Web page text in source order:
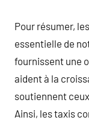
Pour résumer,
essentielle de
fournissent une
aident à la
soutiennent
Ainsi, les taxis